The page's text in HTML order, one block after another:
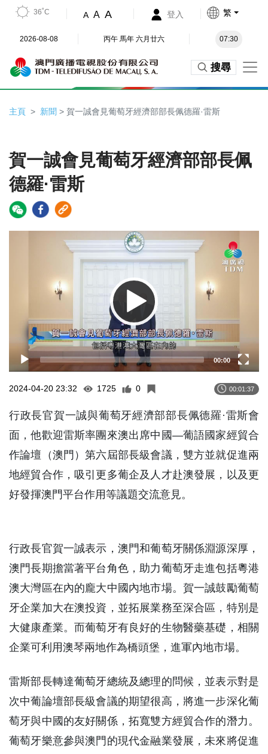
36˚C A A A 登入 繁
2026-08-08 丙午 馬年 六月廿六 07:30
搜尋
主頁 新聞 > 賀一誠會見葡萄牙經濟部部長佩德羅·雷斯
賀一誠會見葡萄牙經濟部部長佩
德羅·雷斯
00:00
2024-04-20 23:32 1725 0 00:01:37
行政長官賀一誠與葡萄牙經濟部部長佩德羅·雷斯會
面，他歡迎雷斯率團來澳出席中國—葡語國家經貿合
作論壇（澳門）第六屆部長級會議，雙方並就促進兩
地經貿合作，吸引更多葡企及人才赴澳發展，以及更
好發揮澳門平台作用等議題交流意見。
行政長官賀一誠表示，澳門和葡萄牙關係淵源深厚，
澳門長期擔當著平台角色，助力葡萄牙走進包括粵港
澳大灣區在內的龐大中國內地市場。賀一誠鼓勵葡萄
牙企業加大在澳投資，並拓展業務至深合區，特別是
大健康產業。而葡萄牙有良好的生物醫藥基礎，相關
企業可利用澳琴兩地作為橋頭堡，進軍內地市場。
雷斯部長轉達葡萄牙總統及總理的問候，並表示對是
次中葡論壇部長級會議的期望很高，將進一步深化葡
萄牙與中國的友好關係，拓寬雙方經貿合作的潛力。
葡萄牙樂意參與澳門的現代金融業發展，未來將促進